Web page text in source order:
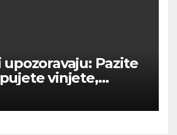
upozoravaju: Pazite
vinjete,